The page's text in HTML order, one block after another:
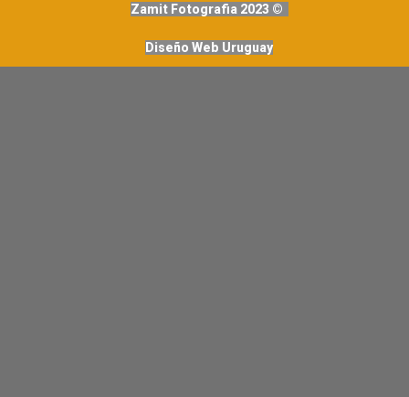
Zamit Fotografia 2023 ©
Diseño Web Uruguay